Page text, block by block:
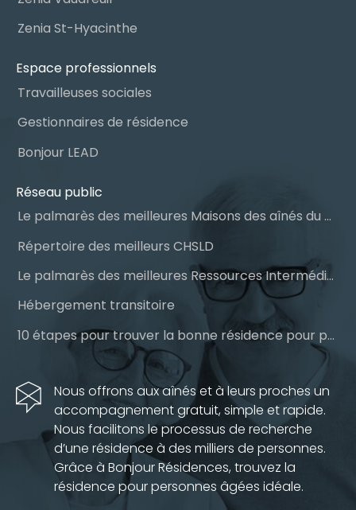
Zenia St-Hyacinthe
Espace professionnels
Travailleuses sociales
Gestionnaires de résidence
Bonjour LEAD
Réseau public
Le palmarès des meilleures Maisons des aînés du Québec
Répertoire des meilleurs CHSLD
Le palmarès des meilleures Ressources Intermédiaires (RI)
Hébergement transitoire
10 étapes pour trouver la bonne résidence pour personnes âgées
Nous offrons aux aînés et à leurs proches un
accompagnement gratuit, simple et rapide.
Nous facilitons le processus de recherche
d’une résidence à des milliers de personnes.
Grâce à Bonjour Résidences, trouvez la
résidence pour personnes âgées idéale.